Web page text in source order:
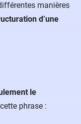
manières
d’une
le
phrase :